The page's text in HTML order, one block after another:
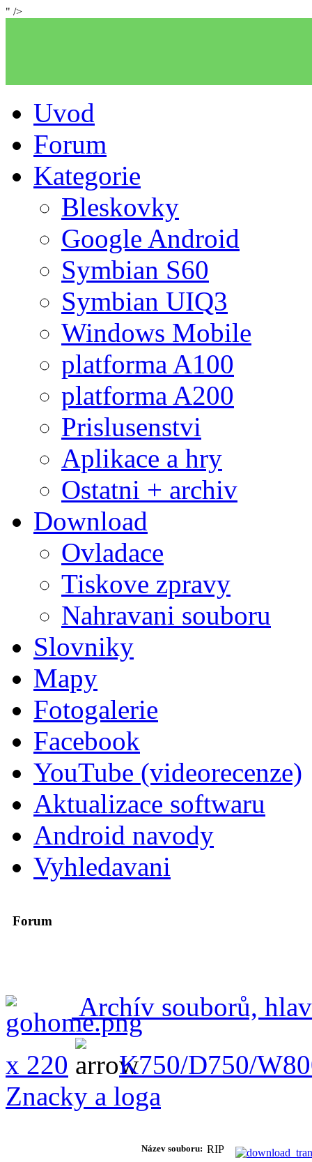
" />
Uvod
Forum
Kategorie
Bleskovky
Google Android
Symbian S60
Symbian UIQ3
Windows Mobile
platforma A100
platforma A200
Prislusenstvi
Aplikace a hry
Ostatni + archiv
Download
Ovladace
Tiskove zpravy
Nahravani souboru
Slovniky
Mapy
Fotogalerie
Facebook
YouTube (videorecenze)
Aktualizace softwaru
Android navody
Vyhledavani
Forum
Archív souborů,
x 220
K750/D750/
Znacky a loga
Název souboru: RIP